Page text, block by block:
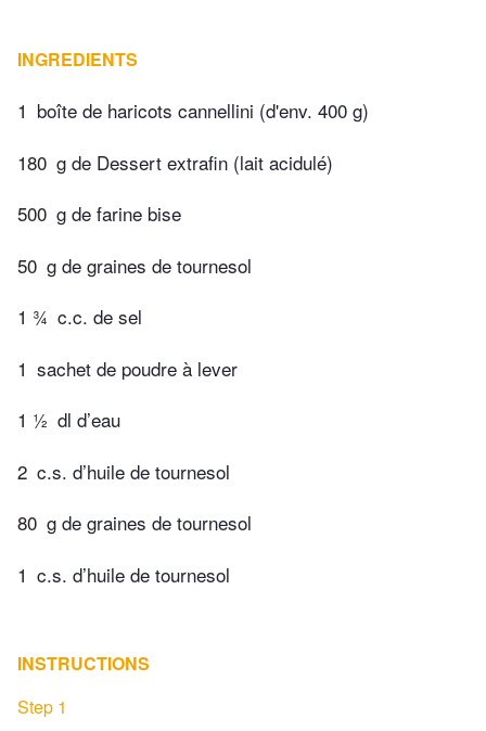
INGREDIENTS
1 boîte de haricots cannellini (d'env. 400 g)
180 g de Dessert extrafin (lait acidulé)
500 g de farine bise
50 g de graines de tournesol
1 ¾ c.c. de sel
1 sachet de poudre à lever
1 ½ dl d’eau
2 c.s. d’huile de tournesol
80 g de graines de tournesol
1 c.s. d’huile de tournesol
INSTRUCTIONS
Step 1